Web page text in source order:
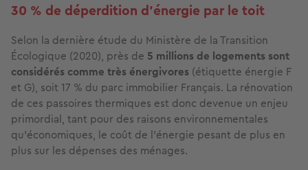
30 % de déperdition d’énergie par le toit
Selon la dernière étude du Ministère de la Transition
Écologique (2020), près de 5 millions de logements sont
considérés comme très énergivores (étiquette énergie F
et G), soit 17 % du parc immobilier Français. La rénovation
de ces passoires thermiques est donc devenue un enjeu
primordial, tant pour des raisons environnementales
qu’économiques, le coût de l’énergie pesant de plus en
plus sur les dépenses des ménages.